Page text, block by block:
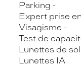
Parking
Expert prise
Visagisme
Test de
Lunettes de
Lunettes IA